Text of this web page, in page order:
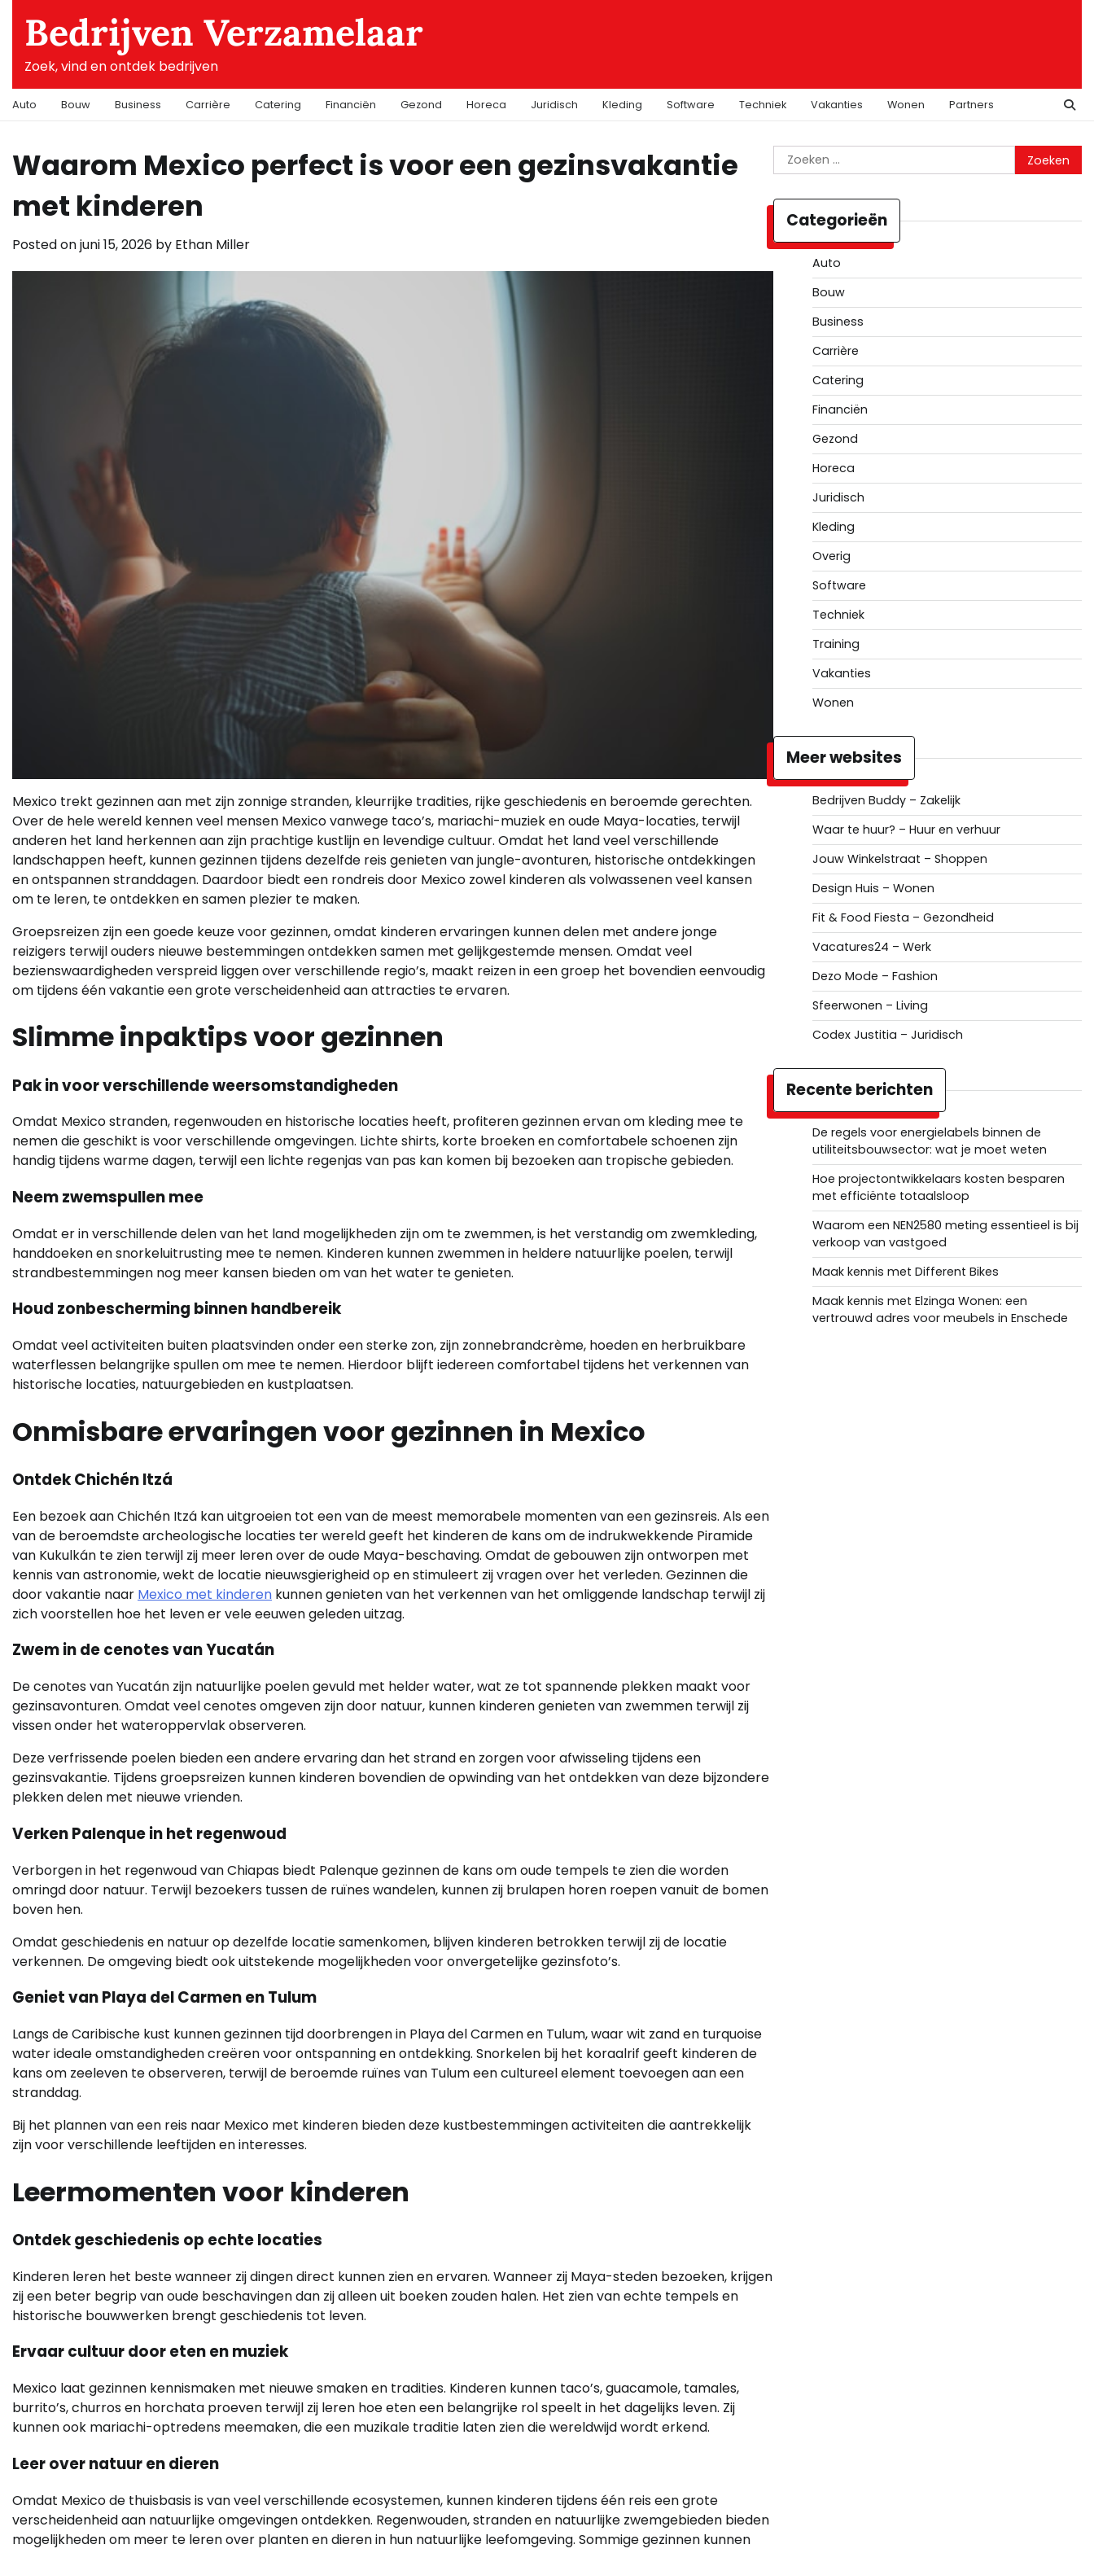
contentBedrijven Verzamelaar
Zoek, vind en ontdek bedrijven
Auto Bouw Business Carrière Catering Financiën Gezond Horeca Juridisch Kleding Software Techniek Vakanties Wonen Partners
Waarom Mexico perfect is voor een gezinsvakantie
met kinderen
Posted onjuni 15, 2026 by Ethan Miller
Mexico trekt gezinnen aan met zijn zonnige stranden, kleurrijke tradities, rijke geschiedenis en beroemde gerechten.
Over de hele wereld kennen veel mensen Mexico vanwege taco’s, mariachi-muziek en oude Maya-locaties, terwijl
anderen het land herkennen aan zijn prachtige kustlijn en levendige cultuur. Omdat het land veel verschillende
landschappen heeft, kunnen gezinnen tijdens dezelfde reis genieten van jungle-avonturen, historische ontdekkingen
en ontspannen stranddagen. Daardoor biedt een rondreis door Mexico zowel kinderen als volwassenen veel kansen
om te leren, te ontdekken en samen plezier te maken.
Groepsreizen zijn een goede keuze voor gezinnen, omdat kinderen ervaringen kunnen delen met andere jonge
reizigers terwijl ouders nieuwe bestemmingen ontdekken samen met gelijkgestemde mensen. Omdat veel
bezienswaardigheden verspreid liggen over verschillende regio’s, maakt reizen in een groep het bovendien eenvoudig
om tijdens één vakantie een grote verscheidenheid aan attracties te ervaren.
Slimme inpaktips voor gezinnen
Pak in voor verschillende weersomstandigheden
Omdat Mexico stranden, regenwouden en historische locaties heeft, profiteren gezinnen ervan om kleding mee te
nemen die geschikt is voor verschillende omgevingen. Lichte shirts, korte broeken en comfortabele schoenen zijn
handig tijdens warme dagen, terwijl een lichte regenjas van pas kan komen bij bezoeken aan tropische gebieden.
Neem zwemspullen mee
Omdat er in verschillende delen van het land mogelijkheden zijn om te zwemmen, is het verstandig om zwemkleding,
handdoeken en snorkeluitrusting mee te nemen. Kinderen kunnen zwemmen in heldere natuurlijke poelen, terwijl
strandbestemmingen nog meer kansen bieden om van het water te genieten.
Houd zonbescherming binnen handbereik
Omdat veel activiteiten buiten plaatsvinden onder een sterke zon, zijn zonnebrandcrème, hoeden en herbruikbare
waterflessen belangrijke spullen om mee te nemen. Hierdoor blijft iedereen comfortabel tijdens het verkennen van
historische locaties, natuurgebieden en kustplaatsen.
Onmisbare ervaringen voor gezinnen in Mexico
Ontdek Chichén Itzá
Een bezoek aan Chichén Itzá kan uitgroeien tot een van de meest memorabele momenten van een gezinsreis. Als een
van de beroemdste archeologische locaties ter wereld geeft het kinderen de kans om de indrukwekkende Piramide
van Kukulkán te zien terwijl zij meer leren over de oude Maya-beschaving. Omdat de gebouwen zijn ontworpen met
kennis van astronomie, wekt de locatie nieuwsgierigheid op en stimuleert zij vragen over het verleden. Gezinnen die
door vakantie naar Mexico met kinderen kunnen genieten van het verkennen van het omliggende landschap terwijl zij
zich voorstellen hoe het leven er vele eeuwen geleden uitzag.
Zwem in de cenotes van Yucatán
De cenotes van Yucatán zijn natuurlijke poelen gevuld met helder water, wat ze tot spannende plekken maakt voor
gezinsavonturen. Omdat veel cenotes omgeven zijn door natuur, kunnen kinderen genieten van zwemmen terwijl zij
vissen onder het wateroppervlak observeren.
Deze verfrissende poelen bieden een andere ervaring dan het strand en zorgen voor afwisseling tijdens een
gezinsvakantie. Tijdens groepsreizen kunnen kinderen bovendien de opwinding van het ontdekken van deze bijzondere
plekken delen met nieuwe vrienden.
Verken Palenque in het regenwoud
Verborgen in het regenwoud van Chiapas biedt Palenque gezinnen de kans om oude tempels te zien die worden
omringd door natuur. Terwijl bezoekers tussen de ruïnes wandelen, kunnen zij brulapen horen roepen vanuit de bomen
boven hen.
Omdat geschiedenis en natuur op dezelfde locatie samenkomen, blijven kinderen betrokken terwijl zij de locatie
verkennen. De omgeving biedt ook uitstekende mogelijkheden voor onvergetelijke gezinsfoto’s.
Geniet van Playa del Carmen en Tulum
Langs de Caribische kust kunnen gezinnen tijd doorbrengen in Playa del Carmen en Tulum, waar wit zand en turquoise
water ideale omstandigheden creëren voor ontspanning en ontdekking. Snorkelen bij het koraalrif geeft kinderen de
kans om zeeleven te observeren, terwijl de beroemde ruïnes van Tulum een cultureel element toevoegen aan een
stranddag.
Bij het plannen van een reis naar Mexico met kinderen bieden deze kustbestemmingen activiteiten die aantrekkelijk
zijn voor verschillende leeftijden en interesses.
Leermomenten voor kinderen
Ontdek geschiedenis op echte locaties
Kinderen leren het beste wanneer zij dingen direct kunnen zien en ervaren. Wanneer zij Maya-steden bezoeken, krijgen
zij een beter begrip van oude beschavingen dan zij alleen uit boeken zouden halen. Het zien van echte tempels en
historische bouwwerken brengt geschiedenis tot leven.
Ervaar cultuur door eten en muziek
Mexico laat gezinnen kennismaken met nieuwe smaken en tradities. Kinderen kunnen taco’s, guacamole, tamales,
burrito’s, churros en horchata proeven terwijl zij leren hoe eten een belangrijke rol speelt in het dagelijks leven. Zij
kunnen ook mariachi-optredens meemaken, die een muzikale traditie laten zien die wereldwijd wordt erkend.
Leer over natuur en dieren
Omdat Mexico de thuisbasis is van veel verschillende ecosystemen, kunnen kinderen tijdens één reis een grote
verscheidenheid aan natuurlijke omgevingen ontdekken. Regenwouden, stranden en natuurlijke zwemgebieden bieden
mogelijkheden om meer te leren over planten en dieren in hun natuurlijke leefomgeving. Sommige gezinnen kunnen
Zoeken
naar:
Categorieën
Auto
Bouw
Business
Carrière
Catering
Financiën
Gezond
Horeca
Juridisch
Kleding
Overig
Software
Techniek
Training
Vakanties
Wonen
Meer websites
Bedrijven Buddy – Zakelijk
Waar te huur? – Huur en verhuur
Jouw Winkelstraat – Shoppen
Design Huis – Wonen
Fit & Food Fiesta – Gezondheid
Vacatures24 – Werk
Dezo Mode – Fashion
Sfeerwonen – Living
Codex Justitia – Juridisch
Recente berichten
De regels voor energielabels binnen de
utiliteitsbouwsector: wat je moet weten
Hoe projectontwikkelaars kosten besparen
met efficiënte totaalsloop
Waarom een NEN2580 meting essentieel is bij
verkoop van vastgoed
Maak kennis met Different Bikes
Maak kennis met Elzinga Wonen: een
vertrouwd adres voor meubels in Enschede